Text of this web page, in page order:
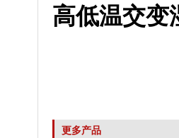
高低温交变
更多产品